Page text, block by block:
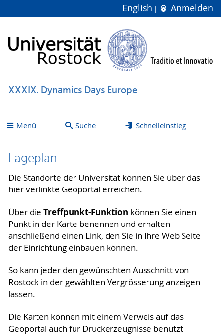
English Anmelden
XXXIX. Dynamics Days Europe
Menü Suche Schnelleinstieg
Lageplan
Die Standorte der Universität können Sie über das
hier verlinkte Geoportal erreichen.
Über die Treffpunkt-Funktion können Sie einen
Punkt in der Karte benennen und erhalten
anschließend einen Link, den Sie in Ihre Web Seite
der Einrichtung einbauen können.
So kann jeder den gewünschten Ausschnitt von
Rostock in der gewählten Vergrösserung anzeigen
lassen.
Die Karten können mit einem Verweis auf das
Geoportal auch für Druckerzeugnisse benutzt